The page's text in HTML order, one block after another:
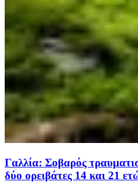
Γαλλία: Σοβαρός
δύο ορειβάτες 14 και 21